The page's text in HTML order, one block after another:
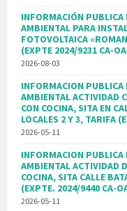
INFORMACIÓN PUBLICA
AMBIENTAL PARA
FOTOVOLTAICA
(EXPTE 2024/9231 CA-
2026-08-03
INFORMACION PUBLICA
AMBIENTAL ACTIVIDAD
CON COCINA, SITA EN
LOCALES 2 Y 3, TARIFA
2026-05-11
INFORMACION PUBLICA
AMBIENTAL ACTIVIDAD
COCINA, SITA CALLE
(EXPTE. 2024/9440 CA-
2026-05-11